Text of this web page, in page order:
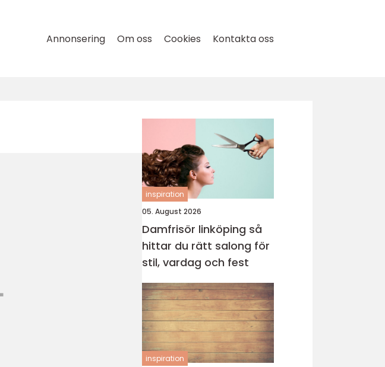
Annonsering Om oss Cookies Kontakta oss
inspiration
05. August 2026
Damfrisör linköping så
hittar du rätt salong för
stil, vardag och fest
inspiration